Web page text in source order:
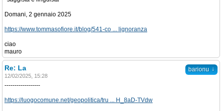
Domani, 2 gennaio 2025
https://www.tommasofiore.it/blog/541-co ... lignoranza
ciao
mauro
barionu ↓
Re: La
12/02/2025, 15:28
------------------
https://luogocomune.net/geopolitica/tru ... H_8aD-TVdw